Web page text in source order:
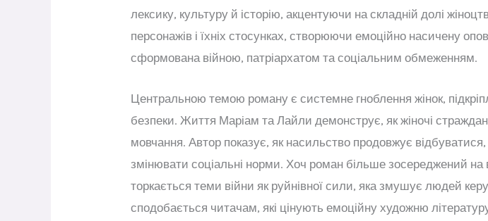
лексику, культуру й історію, акцентуючи на складній долі
персонажів і їхніх стосунках, створюючи емоційно насичену
сформована війною, патріархатом та соціальним обмеженням.
Центральною темою роману є системне гноблення жінок,
безпеки. Життя Маріам та Лайли демонструє, як жіночі
мовчання. Автор показує, як насильство продовжує
змінювати соціальні норми. Хоч роман більше зосереджений на
торкається теми війни як руйнівної сили, яка змушує людей
сподобається читачам, які цінують емоційну художню